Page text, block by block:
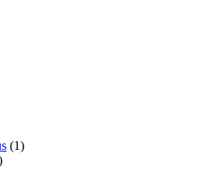
11